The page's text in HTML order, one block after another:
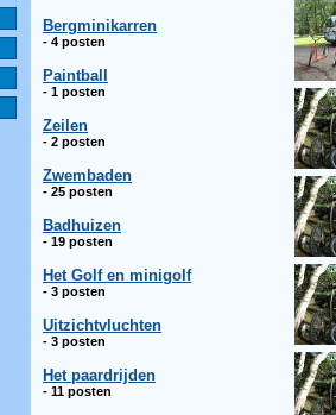
Bergminikarren
- 4 posten
Paintball
- 1 posten
Zeilen
- 2 posten
Zwembaden
- 25 posten
Badhuizen
- 19 posten
Het Golf en minigolf
- 3 posten
Uitzichtvluchten
- 3 posten
Het paardrijden
- 11 posten